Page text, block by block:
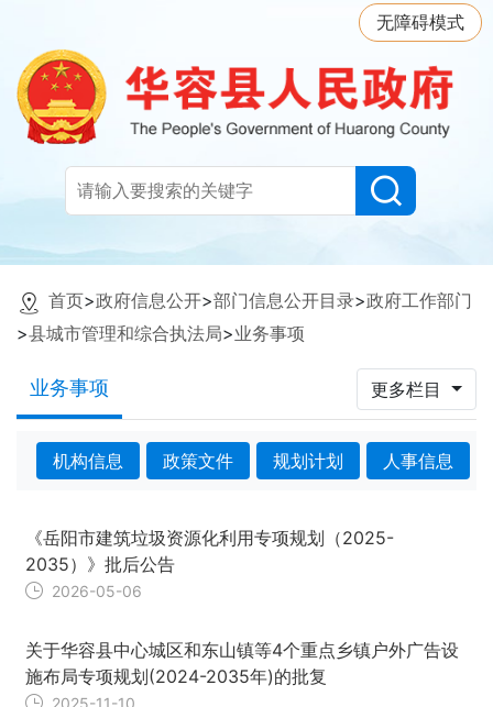
无障碍模式
首页>政府信息公开>部门信息公开目录>政府工作部门
>县城市管理和综合执法局>业务事项
业务事项 更多栏目
机构信息 政策文件 规划计划 人事信息
《岳阳市建筑垃圾资源化利用专项规划（2025-
2035）》批后公告
2026-05-06
关于华容县中心城区和东山镇等4个重点乡镇户外广告设
施布局专项规划(2024-2035年)的批复
2025-11-10